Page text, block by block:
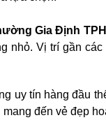
Gia Định
nhỏ. Vị trí gần
uy tín hàng đầu
đến vẻ đẹp